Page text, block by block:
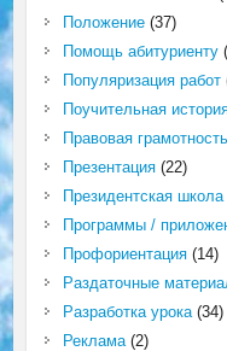
Положение(37)
Помощь абитуриенту
Популяризация работ
Поучительная
Правовая грамотность
Презентация(22)
Президентская школа
Программы /
Профориентация(14)
Раздаточные
Разработка урока(34)
Реклама(2)